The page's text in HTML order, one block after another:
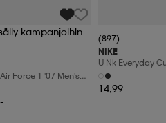
kampanjoihin
Force 1 '07 Men's
(897)
NIKE
U Nk Everyday
3pr
14,99